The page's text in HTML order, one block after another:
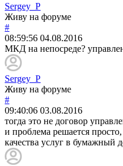
Sergey_P
Живу на форуме
#
08:59:56 04.08.2016
МКД на непосреде?
Sergey_P
Живу на форуме
#
09:40:06 03.08.2016
тогда это не договор
и проблема решается
качества услуг в бумажный